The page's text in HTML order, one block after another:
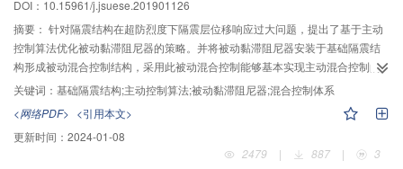
DOI：10.15961/j.jsuese.201901126
摘要： 针对隔震结构在超防烈度下隔震层位移响应过大问题，提出了基于主动
控制算法优化被动黏滞阻尼器的策略。并将被动黏滞阻尼器安装于基础隔震结
构形成被动混合控制结构，采用此被动混合控制能够基本实现主动混合控制的
控制效果，实现以更加经济简便的方式解决隔震结构在超防烈度下隔震层位移
响应过大问题。首先，将主动控制装置设置于隔震层形成主动混合隔震控制体
系，采用主动控制算法获取隔震层主动控制力与速度特性；其次，利用主动控
制力与速度关系曲线，通过最小二乘法拟合被动黏滞阻尼器的最优阻尼系数与
速度指数，最后将设计出的被动黏滞阻尼器安装于隔震层，形成被动混合隔震
关键词： 基础隔震结构;主动控制算法;被动黏滞阻尼器;混合控制体系
<网络PDF> <引用本文>
更新时间： 2024-01-08
2479
| 887 | 3